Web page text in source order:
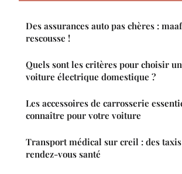
Des assurances auto pas chères :
rescousse !
Quels sont les critères pour choisir
voiture électrique domestique ?
Les accessoires de carrosserie
connaître pour votre voiture
Transport médical sur creil : des
rendez-vous santé